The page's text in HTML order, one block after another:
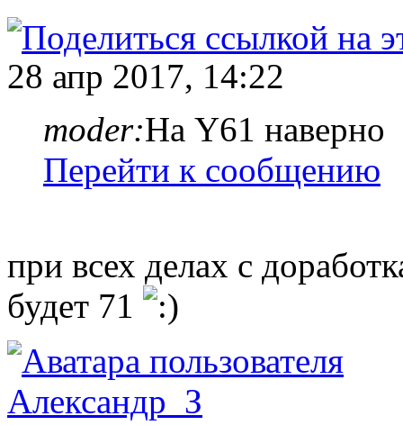
28 апр 2017, 14:22
moder:На Y61 наверно
Перейти к сообщению
при всех делах с
будет 71
Александр_З